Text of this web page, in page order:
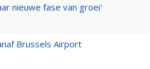
nieuwe fase van groei'
Brussels Airport